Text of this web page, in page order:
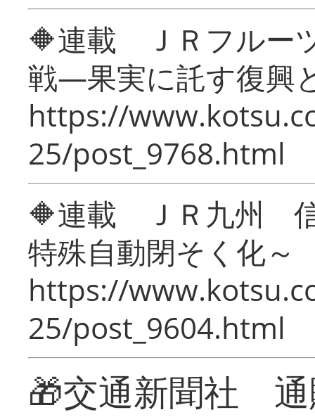
🔶連載 ＪＲフルー
戦―果実に託す復興
https://
25/post_9768.html
🔶連載 ＪＲ九州 信
特殊自動閉そく化～
https://
25/post_9604.html
🎁交通新聞社